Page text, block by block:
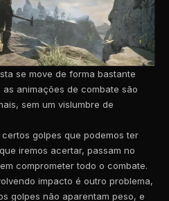
se move de forma bastante
as animações de combate são
sem um vislumbre de
certos golpes que podemos ter
iremos acertar, passam no
comprometer todo o combate.
impacto é outro problema,
golpes não aparentam peso, e